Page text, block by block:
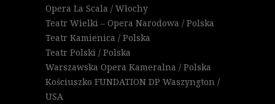
Opera La Scala / Włochy
Teatr Wielki – Opera Narodowa / Polska
Teatr Kamienica / Polska
Teatr Polski / Polska
Warszawska Opera Kameralna / Polska
Kościuszko FUNDATION DP Waszyngton /
USA